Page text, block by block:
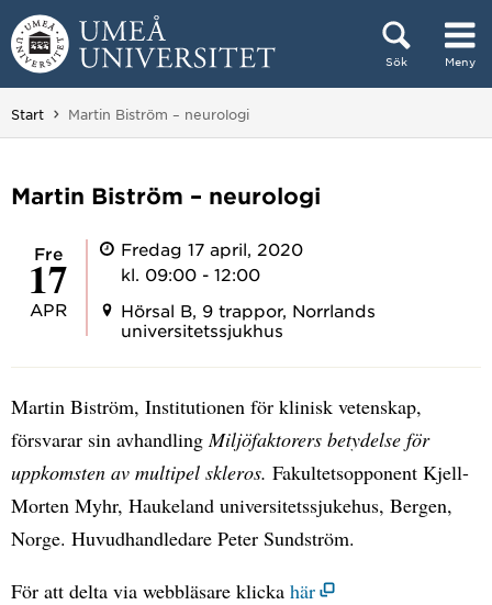
Hoppa direkt till innehållet
Sök Meny
Huvudmenyn dold.
Start Du är här:
Martin Biström – neurologi
Martin Biström – neurologi
fre
17
APR
Fredag 17 april, 2020
kl. 09:00 - 12:00
Hörsal B, 9 trappor, Norrlands
universitetssjukhus
Martin Biström, Institutionen för klinisk vetenskap,
försvarar sin avhandling Miljöfaktorers betydelse för
uppkomsten av multipel skleros. Fakultetsopponent Kjell-
Morten Myhr, Haukeland universitetssjukehus, Bergen,
Norge. Huvudhandledare Peter Sundström.
För att delta via webbläsare klicka här